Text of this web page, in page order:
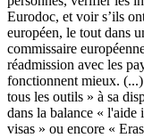
Eurodoc, et voir s’ils
européen, le tout dans
commissaire
réadmission avec les
fonctionnent mieux.
tous les outils » à sa
dans la balance « l'aide
visas » ou encore «